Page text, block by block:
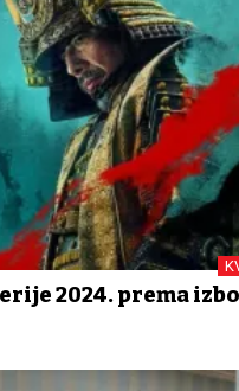
2024. prema